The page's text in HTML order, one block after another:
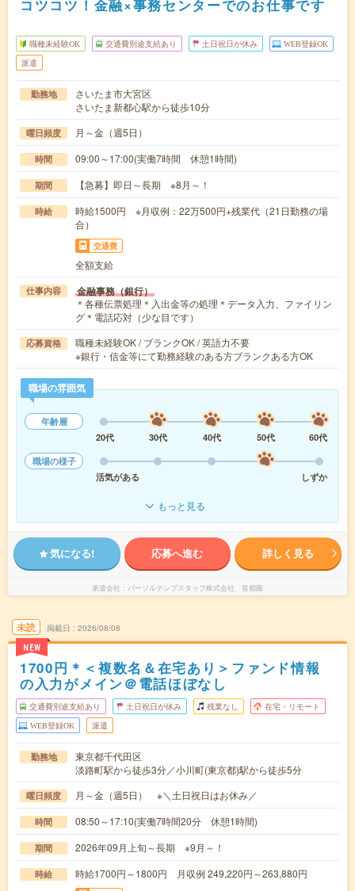
コツコツ！金融×事務センターでのお仕事です
職種未経験OK 交通費別途支給あり 土日祝日が休み WEB登録OK
派遣
勤務地
さいたま市大宮区
さいたま新都心駅から徒歩10分
曜日頻度 月～金（週5日）
時間 09:00～17:00(実働7時間 休憩1時間)
期間 【急募】即日～長期 ※8月～！
時給
時給1500円 ※月収例：22万500円+残業代（21日勤務の場
合）
交通費
全額支給
仕事内容 金融事務（銀行）
＊各種伝票処理＊入出金等の処理＊データ入力、ファイリン
グ＊電話応対（少な目です）
応募資格
職種未経験OK / ブランクOK / 英語力不要
※銀行・信金等にて勤務経験のある方ブランクある方OK
職場の雰囲気
年齢層
20代
30代 40代 50代
60代
職場の様子
活気がある
しずか
もっと見る
気になる! 応募へ進む 詳しく見る
派遣会社 パーソルテンプスタッフ株式会社 首都圏
未読
NEW
掲載日 2026/08/08
1700円＊＜複数名＆在宅あり＞ファンド情報
の入力がメイン＠電話ほぼなし
交通費別途支給あり 土日祝日が休み 残業なし 在宅・リモート
WEB登録OK 派遣
勤務地
東京都千代田区
淡路町駅から徒歩3分／小川町(東京都)駅から徒歩5分
曜日頻度 月～金（週5日） ※＼土日祝日はお休み／
時間 08:50～17:10(実働7時間20分 休憩1時間)
期間 2026年09月上旬～長期 ※9月～！
時給 時給1700円～1800円 月収例 249,220円～263,880円